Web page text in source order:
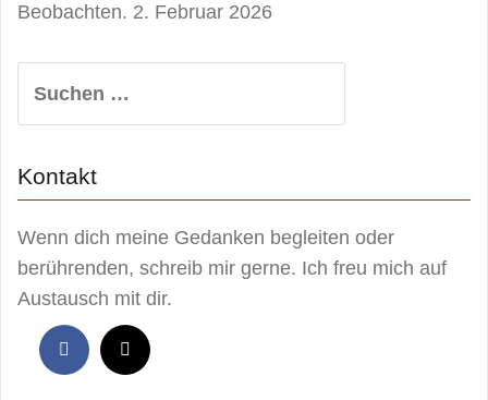
Beobachten. 2. Februar 2026
nach:
Kontakt
Wenn dich meine Gedanken begleiten oder
berührenden, schreib mir gerne. Ich freu mich auf
Austausch mit dir.